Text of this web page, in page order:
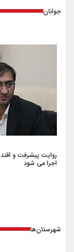
جوانان
روایت پیشرفت و
اجرا می شود
شهرستان‌ها